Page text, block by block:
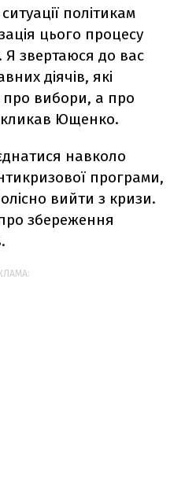
політикам
цього процесу
Я звертаюся до вас
діячів, які
про вибори, а про
Ющенко.
навколо
програми,
вийти з кризи.
збереження